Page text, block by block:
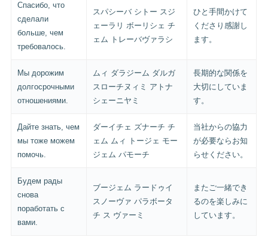
Спасибо, что
сделали
больше, чем
требовалось.
スパシーバ シトー スジ
ェーラリ ボーリシェ チ
ェム トレーバヴァラシ
ひと手間かけて
くださり感謝し
ます。
Мы дорожим
долгосрочными
отношениями.
ムィ ダラジーム ダルガ
スローチヌィミ アトナ
シェーニヤミ
長期的な関係を
大切にしていま
す。
Дайте знать, чем
мы тоже можем
помочь.
ダーイチェ ズナーチ チ
ェム ムィ トージェ モー
ジェム パモーチ
当社からの協力
が必要ならお知
らせください。
Будем рады
снова
поработать с
вами.
ブージェム ラードゥイ
スノーヴァ パラボータ
チ ス ヴァーミ
またご一緒でき
るのを楽しみに
しています。